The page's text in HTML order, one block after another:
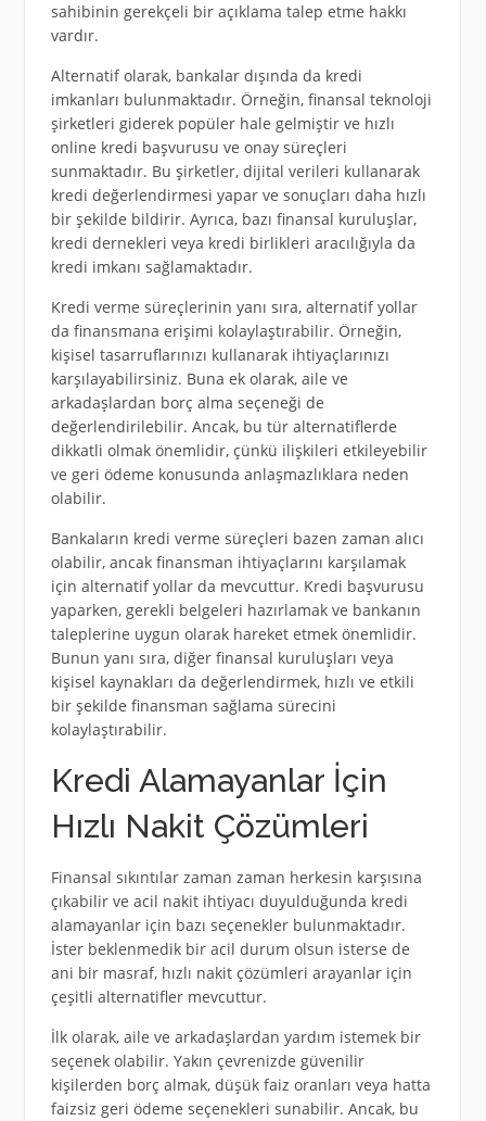
sahibinin gerekçeli bir açıklama talep etme hakkı
vardır.
Alternatif olarak, bankalar dışında da kredi
imkanları bulunmaktadır. Örneğin, finansal teknoloji
şirketleri giderek popüler hale gelmiştir ve hızlı
online kredi başvurusu ve onay süreçleri
sunmaktadır. Bu şirketler, dijital verileri kullanarak
kredi değerlendirmesi yapar ve sonuçları daha hızlı
bir şekilde bildirir. Ayrıca, bazı finansal kuruluşlar,
kredi dernekleri veya kredi birlikleri aracılığıyla da
kredi imkanı sağlamaktadır.
Kredi verme süreçlerinin yanı sıra, alternatif yollar
da finansmana erişimi kolaylaştırabilir. Örneğin,
kişisel tasarruflarınızı kullanarak ihtiyaçlarınızı
karşılayabilirsiniz. Buna ek olarak, aile ve
arkadaşlardan borç alma seçeneği de
değerlendirilebilir. Ancak, bu tür alternatiflerde
dikkatli olmak önemlidir, çünkü ilişkileri etkileyebilir
ve geri ödeme konusunda anlaşmazlıklara neden
olabilir.
Bankaların kredi verme süreçleri bazen zaman alıcı
olabilir, ancak finansman ihtiyaçlarını karşılamak
için alternatif yollar da mevcuttur. Kredi başvurusu
yaparken, gerekli belgeleri hazırlamak ve bankanın
taleplerine uygun olarak hareket etmek önemlidir.
Bunun yanı sıra, diğer finansal kuruluşları veya
kişisel kaynakları da değerlendirmek, hızlı ve etkili
bir şekilde finansman sağlama sürecini
kolaylaştırabilir.
Kredi Alamayanlar İçin
Hızlı Nakit Çözümleri
Finansal sıkıntılar zaman zaman herkesin karşısına
çıkabilir ve acil nakit ihtiyacı duyulduğunda kredi
alamayanlar için bazı seçenekler bulunmaktadır.
İster beklenmedik bir acil durum olsun isterse de
ani bir masraf, hızlı nakit çözümleri arayanlar için
çeşitli alternatifler mevcuttur.
İlk olarak, aile ve arkadaşlardan yardım istemek bir
seçenek olabilir. Yakın çevrenizde güvenilir
kişilerden borç almak, düşük faiz oranları veya hatta
faizsiz geri ödeme seçenekleri sunabilir. Ancak, bu